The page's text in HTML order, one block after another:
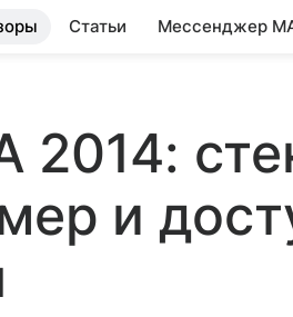
Статьи Мессенджер
2014:
и